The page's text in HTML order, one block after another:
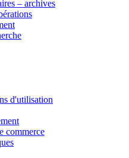
– archives
d'utilisation
commerce